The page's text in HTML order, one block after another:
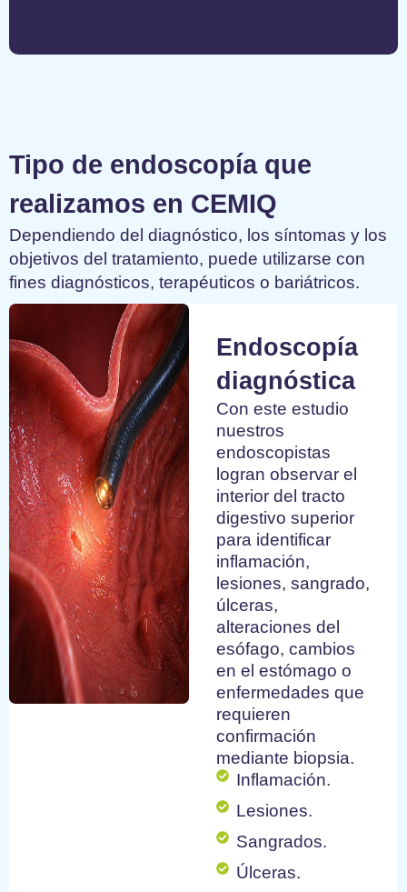
Tipo de endoscopía que
realizamos en CEMIQ
Dependiendo del diagnóstico, los síntomas y los
objetivos del tratamiento, puede utilizarse con
fines diagnósticos, terapéuticos o bariátricos.
Endoscopía
diagnóstica
Con este estudio
nuestros
endoscopistas
logran observar el
interior del tracto
digestivo superior
para identificar
inflamación,
lesiones, sangrado,
úlceras,
alteraciones del
esófago, cambios
en el estómago o
enfermedades que
requieren
confirmación
mediante biopsia.
Inflamación.
Lesiones.
Sangrados.
Úlceras.